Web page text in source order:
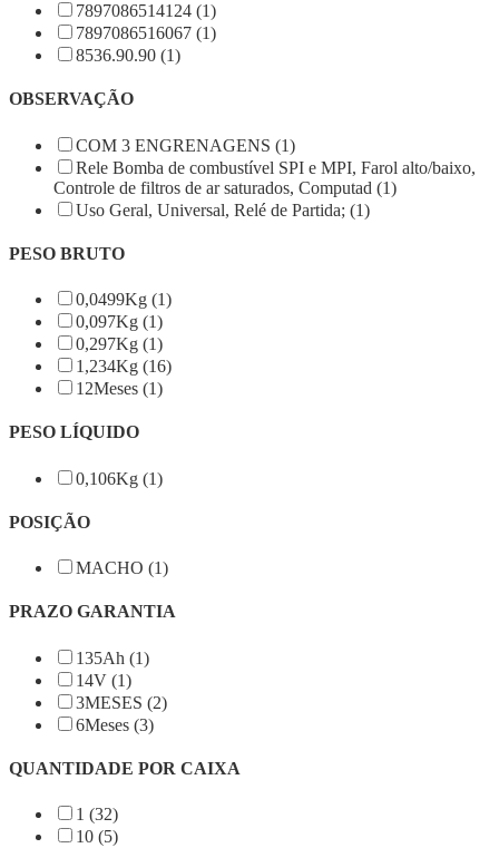
7897086514124 (1)
7897086516067 (1)
8536.90.90 (1)
OBSERVAÇÃO
COM 3 ENGRENAGENS (1)
Rele Bomba de combustível SPI e MPI, Farol alto/baixo,
Controle de filtros de ar saturados, Computad (1)
Uso Geral, Universal, Relé de Partida; (1)
PESO BRUTO
0,0499Kg (1)
0,097Kg (1)
0,297Kg (1)
1,234Kg (16)
12Meses (1)
PESO LÍQUIDO
0,106Kg (1)
POSIÇÃO
MACHO (1)
PRAZO GARANTIA
135Ah (1)
14V (1)
3MESES (2)
6Meses (3)
QUANTIDADE POR CAIXA
1 (32)
10 (5)